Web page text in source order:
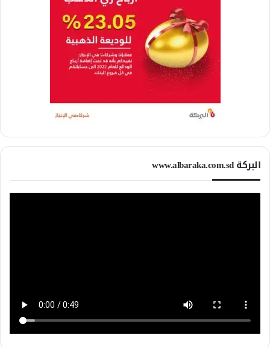
البركة www.albaraka.com.sd